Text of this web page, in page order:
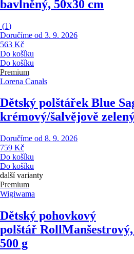
bavlněný, 50x30 cm
(1)
Doručíme od 3. 9. 2026
563 Kč
Do košíku
Do košíku
Premium
Lorena Canals
Dětský polštářek Blue
krémový/šalvějově
Doručíme od 8. 9. 2026
759 Kč
Do košíku
Do košíku
další varianty
Premium
Wigiwama
Dětský pohovkový
polštář Roll
500 g